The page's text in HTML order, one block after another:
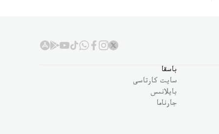
باسقا
سايت كارتاسى
بايلانىس
جارناما